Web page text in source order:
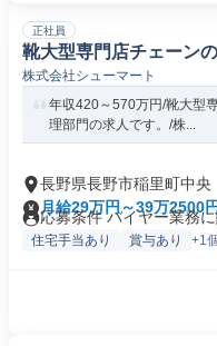
正社員
靴大型専門店チェーン
株式会社シューマート
年収420～570万円/靴大型
理部門の求人です。/株...
長野県長野市稲里町中央
月給29万円～39万2500
応募条件 バイヤー業務
住宅手当あり 賞与あり +1